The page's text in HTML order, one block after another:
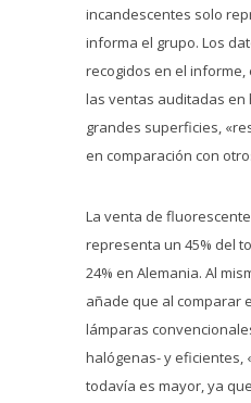
incandescentes solo
informa el grupo. Los
recogidos en el
las ventas auditadas en
grandes superficies,
en comparación con
La venta de
representa un 45% del
24% en Alemania. Al
añade que al comparar
lámparas
halógenas- y eficientes,
todavía es mayor, ya